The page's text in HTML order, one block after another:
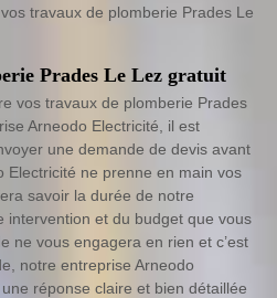
travaux de plomberie Prades Le
Prades Le Lez gratuit
vos travaux de plomberie Prades
Arneodo Electricité, il est
une demande de devis avant
Electricité ne prenne en main vos
savoir la durée de notre
intervention et du budget que vous
ne vous engagera en rien et c’est
notre entreprise Arneodo
réponse claire et bien détaillée